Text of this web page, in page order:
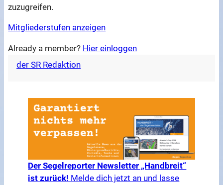
zuzugreifen.
Mitgliederstufen anzeigen
Already a member? Hier einloggen
der SR Redaktion
Der Segelreporter Newsletter „Handbreit“
ist zurück! Melde dich jetzt an und lasse